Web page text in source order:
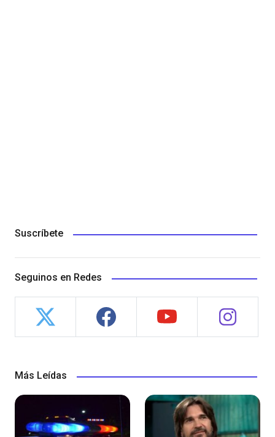
Suscríbete
Seguinos en Redes
Más Leídas